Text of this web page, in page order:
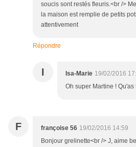
soucis sont restés fleuris.<br />
la maison est remplie de petits
attentivement
Répondre
I Isa-Marie 19/02/2016
Oh super Martine !
F françoise 56 19/02/2016 14:59
Bonjour grelinette<br /> J, aime